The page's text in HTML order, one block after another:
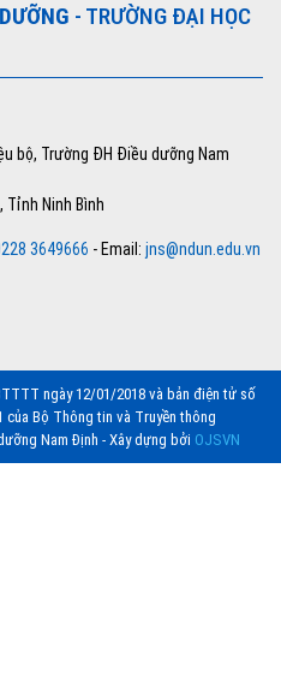
- TRƯỜNG ĐẠI HỌC
bộ, Trường ĐH Điều dưỡng Nam
Tỉnh Ninh Bình
3649666 - Email: jns@ndun.edu.vn
ngày 12/01/2018 và bản điện tử số
Bộ Thông tin và Truyền thông
Nam Định - Xây dựng bởi OJSVN